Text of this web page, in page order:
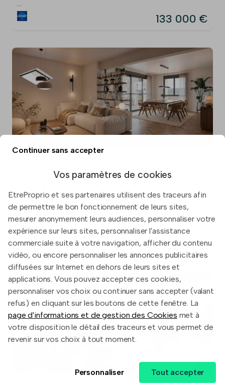
...
133 000 €
Situé au coeur de Versonnex, dans un environnement verdoyant et
préservé, aux portes de la Suisse, ce superbe appartement quatre
pièces prend place au 1er étage d'une résidence de grand stand ...
659 500 €
Continuer sans accepter
Vos paramètres de cookies
EtreProprio et ses partenaires utilisent des traceurs afin
de permettre le bon fonctionnement de leurs sites,
mesurer anonymement leurs audiences, personnaliser votre
expérience sur leurs sites, personnaliser l'assistance
commerciale suite à votre navigation, afficher du contenu
vidéo, ou encore personnaliser les annonces publicitaires
diffusées sur Internet en dehors de leurs sites et
applications. Vous pouvez accepter ces cookies,
personnaliser vos choix ou continuer sans accepter (valant
refus) en cliquant sur les boutons de cette fenêtre. La
page d'informations et de gestion des Cookies met à
votre disposition le détail des traceurs et vous permet de
revenir sur vos choix à tout moment.
Personnaliser Tout accepter